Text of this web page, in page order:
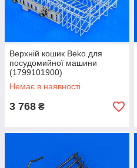
Верхній кошик Beko для
посудомийної машини
(1799101900)
Немає в наявності
3 768 ₴